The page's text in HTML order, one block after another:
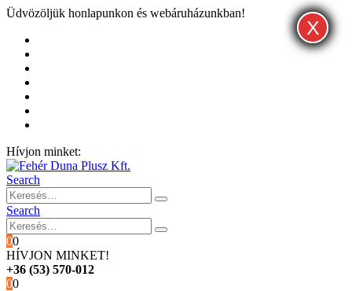
Üdvözöljük honlapunkon és webáruházunkban!
Hívjon minket:
Search
Search
00
HÍVJON MINKET!
+36 (53) 570-012
00
X
X
X